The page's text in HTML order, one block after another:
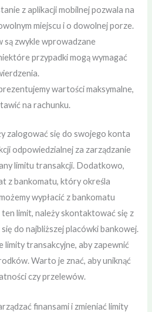
z aplikacji mobilnej pozwala na
miejscu i o dowolnej porze.
są zwykle wprowadzane
przypadki mogą wymagać
wartości maksymalne,
na rachunku.
zalogować się do swojego konta
odpowiedzialnej za zarządzanie
limitu transakcji. Dodatkowo,
z bankomatu, który określa
wypłacić z bankomatu
limit, należy skontaktować się z
do najbliższej placówki bankowej.
limity transakcyjne, aby zapewnić
Warto je znać, aby uniknąć
czy przelewów.
finansami i zmieniać limity